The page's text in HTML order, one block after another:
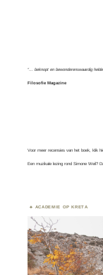
“… beknopt en bewonderenswaardig
Filosofie Magazine
Voor meer recensies van het boek, klik
Een muzikale lezing rond Simone Weil?
ACADEMIE OP KRETA